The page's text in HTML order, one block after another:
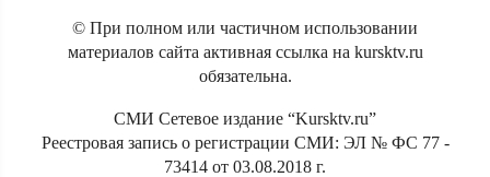
© При полном или частичном использовании
материалов сайта активная ссылка на kursktv.ru
обязательна.
СМИ Сетевое издание “Kursktv.ru”
Реестровая запись о регистрации СМИ: ЭЛ № ФС 77 -
73414 от 03.08.2018 г.